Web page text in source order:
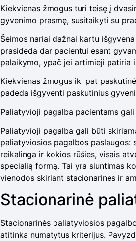
Kiekvienas žmogus turi teisę į
gyvenimo prasmę, susitaikyti su
Šeimos nariai dažnai kartu
prasideda dar pacientui esant
palaikymo, ypač jei artimieji patiria
Kiekvienas žmogus iki pat
padeda išgyventi paskutinius
Paliatyvioji pagalba pacientams
Paliatyvioji pagalba gali būti
paliatyviosios pagalbos paslaugos:
reikalinga ir kokios rūšies, visais
specialią formą. Tai yra siuntimas
vienodos skiriant stacionarines ir
Stacionarinė
Stacionarinės paliatyviosios
atitinka numatytus kriterijus.